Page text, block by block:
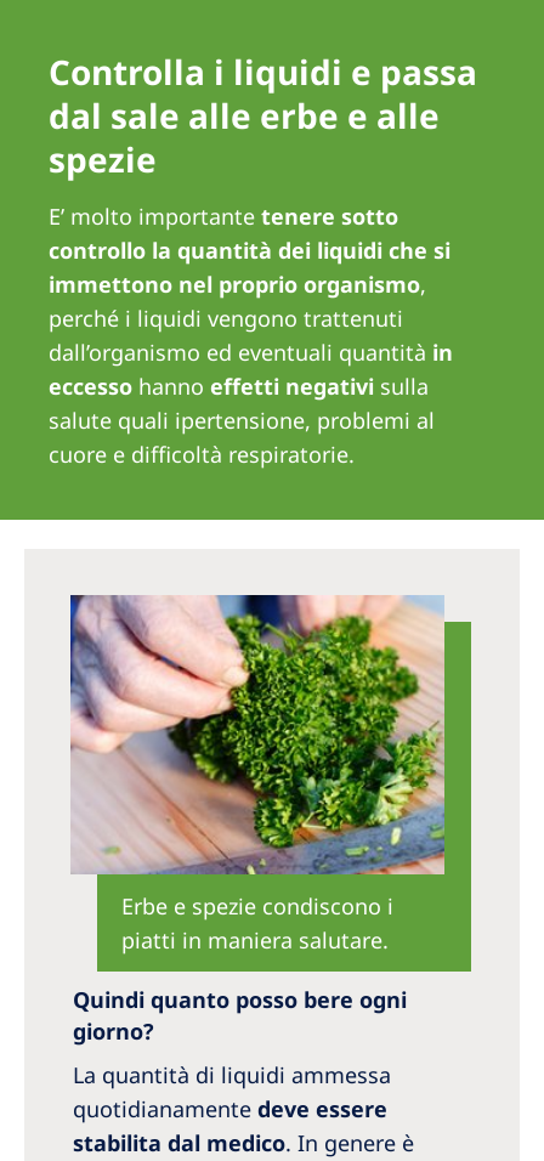
Russia
Serbia
Slovakia
Slovenia
Spain
Sweden
Switzerland
United Kingdom
Asia Pacific
Philippines
North America
United States of America
NephroCare International
Global Website
Controlla i liquidi e passa
dal sale alle erbe e alle
spezie
E’ molto importante tenere sotto
controllo la quantità dei liquidi che si
immettono nel proprio organismo,
perché i liquidi vengono trattenuti
dall’organismo ed eventuali quantità in
eccesso hanno effetti negativi sulla
salute quali ipertensione, problemi al
cuore e difficoltà respiratorie.
Erbe e spezie condiscono i
piatti in maniera salutare.
Quindi quanto posso bere ogni
giorno?
La quantità di liquidi ammessa
quotidianamente deve essere
stabilita dal medico. In genere è